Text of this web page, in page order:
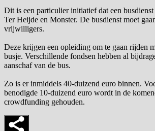
Dit is een particulier initiatief dat een
Ter Heijde en Monster. De busdienst moet
vrijwilligers.
Deze krijgen een opleiding om te gaan rijden
busje. Verschillende fondsen hebben al
aanschaf van de bus.
Zo is er inmiddels 40-duizend euro binnen.
benodigde 10-duizend euro wordt in de
crowdfunding gehouden.